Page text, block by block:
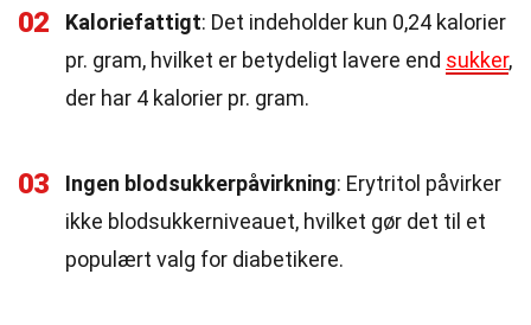
02 Kaloriefattigt: Det indeholder kun 0,24 kalorier
pr. gram, hvilket er betydeligt lavere end sukker,
der har 4 kalorier pr. gram.
03 Ingen blodsukkerpåvirkning: Erytritol påvirker
ikke blodsukkerniveauet, hvilket gør det til et
populært valg for diabetikere.